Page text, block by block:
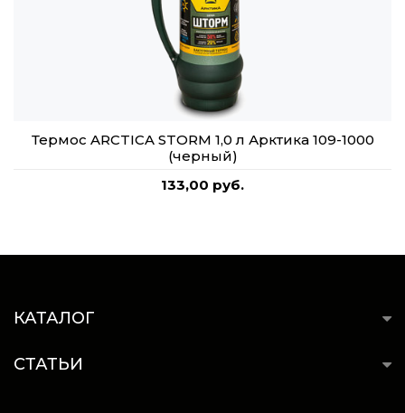
Термос ARCTICA STORM 1,0 л Арктика 109-1000
(черный)
133,00 руб.
КАТАЛОГ
СТАТЬИ